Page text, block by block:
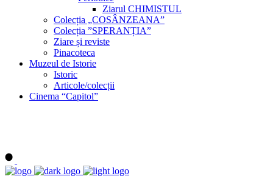
Ziarul CHIMISTUL
Colecția „COSÂNZEANA”
Colecția ”SPERANȚIA”
Ziare și reviste
Pinacoteca
Muzeul de Istorie
Istoric
Articole/colecții
Cinema “Capitol”